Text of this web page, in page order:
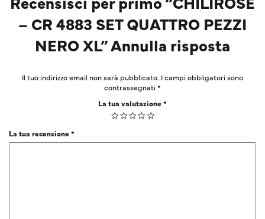
– CR 4883 SET QUATTRO PEZZI
NERO XL” Annulla risposta
Il tuo indirizzo email non sarà pubblicato. I campi obbligatori sono
contrassegnati*
La tua valutazione*
La tua recensione*